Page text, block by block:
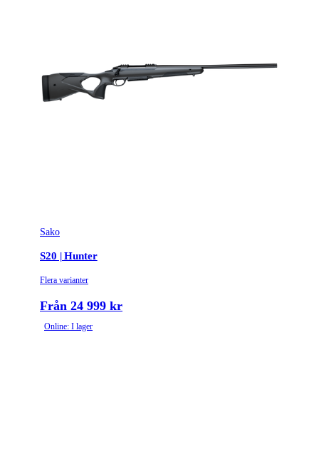
Sako
S20 | Hunter
Flera varianter
Från 24 999 kr
Online: I lager